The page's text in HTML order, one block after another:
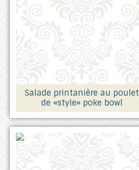
Salade printanière au poulet
de «style» poke bowl